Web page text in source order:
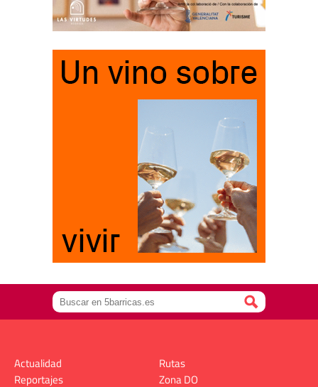
Actualidad
Reportajes
Rutas
Zona DO